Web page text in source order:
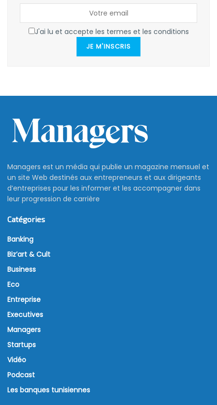
J'ai lu et accepte les termes et les conditions
JE M'INSCRIS
Managers est un média qui publie un magazine mensuel et
un site Web destinés aux entrepreneurs et aux dirigeants
d’entreprises pour les informer et les accompagner dans
leur progression de carrière
Catégories
Banking
Biz’art & Cult
Business
Eco
Entreprise
Executives
Managers
Startups
Vidéo
Podcast
Les banques tunisiennes